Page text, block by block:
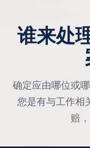
谁来处
确定应由哪位或
您是有与工作相
赔